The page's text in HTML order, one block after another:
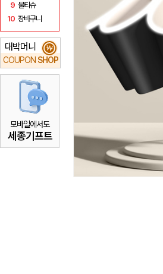
9 물티슈
10 장바구니
대박머니
COUPON SHOP
₩
모바일에서도
세종기프트